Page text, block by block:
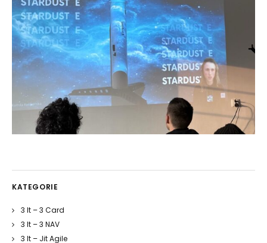
KATEGORIE
3 It – 3 Card
3 It – 3 NAV
3 It – Jit Agile